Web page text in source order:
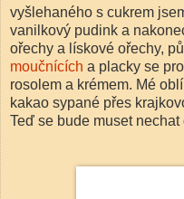
vyšlehaného s cukrem
vanilkový pudink a
ořechy a lískové ořechy,
moučnících a placky se
rosolem a krémem. Mé
kakao sypané přes
Teď se bude muset nechat